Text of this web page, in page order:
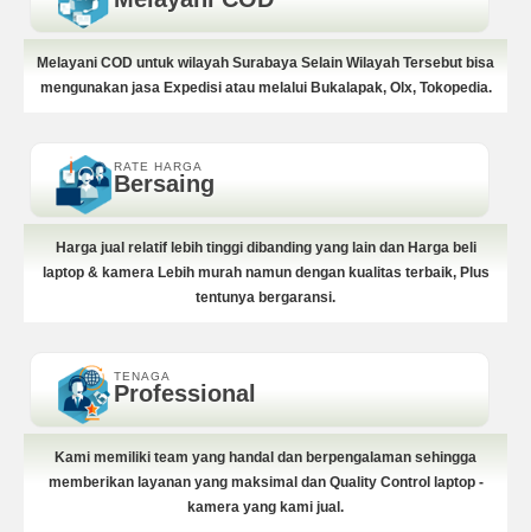
Melayani COD untuk wilayah Surabaya Selain Wilayah Tersebut bisa
mengunakan jasa Expedisi atau melalui Bukalapak, Olx, Tokopedia.
RATE HARGA
Bersaing
Harga jual relatif lebih tinggi dibanding yang lain dan Harga beli
laptop & kamera Lebih murah namun dengan kualitas terbaik, Plus
tentunya bergaransi.
TENAGA
Professional
Kami memiliki team yang handal dan berpengalaman sehingga
memberikan layanan yang maksimal dan Quality Control laptop -
kamera yang kami jual.